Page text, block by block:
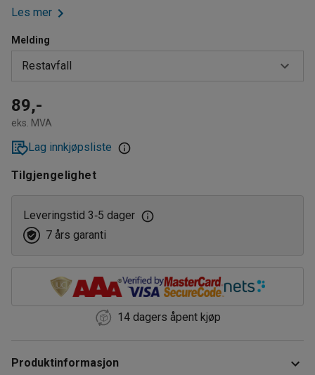
Les mer
Melding
Restavfall
Brennbart materiale
Farget glass
Hageavfall
Harde plastforpakninger
Kartong
Klart glass
Myke plastforpakninger
89,-
eks. MVA
Lag innkjøpsliste
Tilgjengelighet
Leveringstid 3‑5 dager
7 års garanti
14 dagers åpent kjøp
Produktinformasjon